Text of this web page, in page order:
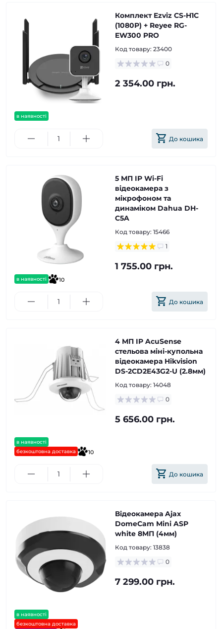
в наявності
Комплект Ezviz CS-H1C
(1080P) + Reyee RG-
EW300 PRO
Код товару: 23400
0
2 354.00 грн.
До кошика
в наявності 10
5 МП IP Wi-Fi
відеокамера з
мікрофоном та
динаміком Dahua DH-
C5A
Код товару: 15466
1
1 755.00 грн.
До кошика
в наявності
безкоштовна доставка
10
4 МП IP AcuSense
стельова міні-купольна
відеокамера Hikvision
DS-2CD2E43G2-U (2.8мм)
Код товару: 14048
0
5 656.00 грн.
До кошика
в наявності
безкоштовна доставка
Відеокамера Ajax
DomeCam Mini ASP
white 8МП (4мм)
Код товару: 13838
0
7 299.00 грн.